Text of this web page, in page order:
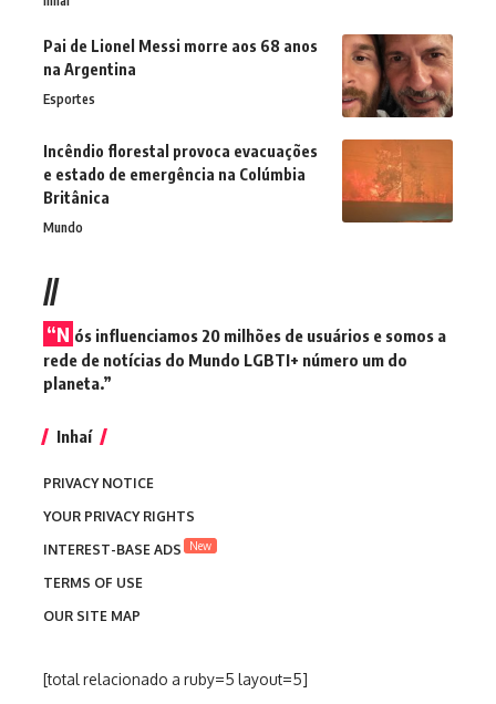
Pai de Lionel Messi morre aos 68 anos
na Argentina
Esportes
Incêndio florestal provoca evacuações
e estado de emergência na Colúmbia
Britânica
Mundo
//
“N ós influenciamos 20 milhões de usuários e somos a
rede de notícias do Mundo LGBTI+ número um do
planeta.”
Inhaí
PRIVACY NOTICE
YOUR PRIVACY RIGHTS
INTEREST-BASE ADS
New
TERMS OF USE
OUR SITE MAP
[total relacionado a ruby=5 layout=5]